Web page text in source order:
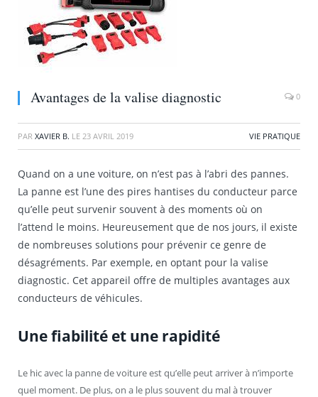
Avantages de la valise diagnostic 0
PAR XAVIER B. LE 23 AVRIL 2019 VIE PRATIQUE
Quand on a une voiture, on n’est pas à l’abri des pannes.
La panne est l’une des pires hantises du conducteur parce
qu’elle peut survenir souvent à des moments où on
l’attend le moins. Heureusement que de nos jours, il existe
de nombreuses solutions pour prévenir ce genre de
désagréments. Par exemple, en optant pour la valise
diagnostic. Cet appareil offre de multiples avantages aux
conducteurs de véhicules.
Une fiabilité et une rapidité
Le hic avec la panne de voiture est qu’elle peut arriver à n’importe
quel moment. De plus, on a le plus souvent du mal à trouver